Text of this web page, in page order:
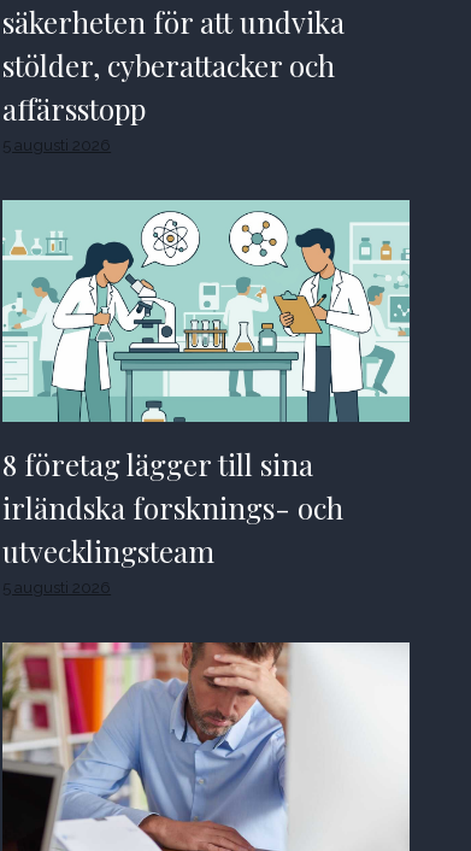
säkerheten för att undvika
stölder, cyberattacker och
affärsstopp
5 augusti 2026
8 företag lägger till sina
irländska forsknings- och
utvecklingsteam
5 augusti 2026